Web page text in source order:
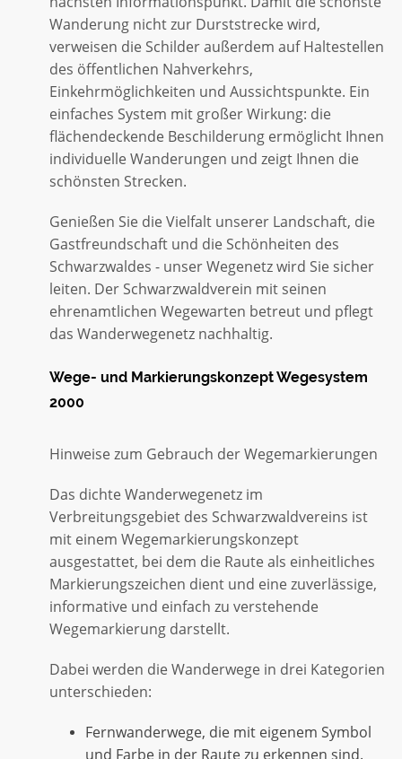
Wanderung nicht zur Durststrecke wird,
verweisen die Schilder außerdem auf Haltestellen
des öffentlichen Nahverkehrs,
Einkehrmöglichkeiten und Aussichtspunkte. Ein
einfaches System mit großer Wirkung: die
flächendeckende Beschilderung ermöglicht Ihnen
individuelle Wanderungen und zeigt Ihnen die
schönsten Strecken.
Genießen Sie die Vielfalt unserer Landschaft, die
Gastfreundschaft und die Schönheiten des
Schwarzwaldes - unser Wegenetz wird Sie sicher
leiten. Der Schwarzwaldverein mit seinen
ehrenamtlichen Wegewarten betreut und pflegt
das Wanderwegenetz nachhaltig.
Wege- und Markierungskonzept Wegesystem
2000
Hinweise zum Gebrauch der Wegemarkierungen
Das dichte Wanderwegenetz im
Verbreitungsgebiet des Schwarzwaldvereins ist
mit einem Wegemarkierungskonzept
ausgestattet, bei dem die Raute als einheitliches
Markierungszeichen dient und eine zuverlässige,
informative und einfach zu verstehende
Wegemarkierung darstellt.
Dabei werden die Wanderwege in drei Kategorien
unterschieden:
Fernwanderwege, die mit eigenem Symbol
und Farbe in der Raute zu erkennen sind.